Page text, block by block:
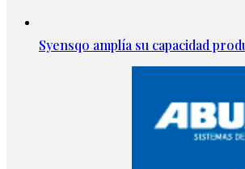
Syensqo amplía su capacidad